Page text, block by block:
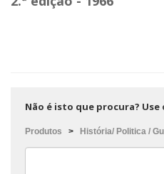
Não é isto que procura?
Produtos > História/ Politica /